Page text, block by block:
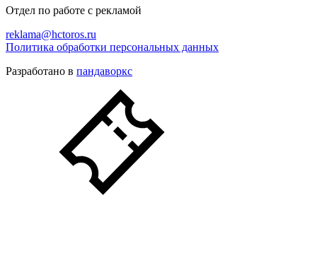
Отдел по работе с рекламой
reklama@hctoros.ru
Политика обработки персональных данных
Разработано в пандаворкс